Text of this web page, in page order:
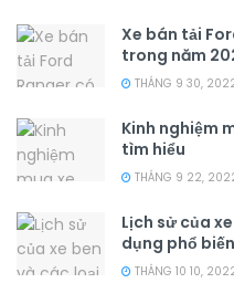
Xe bán tải
trong năm
THÁNG 9 30,
Kinh nghiệm
tìm hiểu
THÁNG 9 22,
Lịch sử của
dụng phổ biến
THÁNG 10 10,